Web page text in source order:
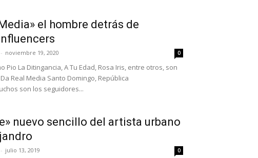
el hombre detrás de
- noviembre 19, 2020 0
Pio La Ditingancia, A Tu Edad, Rosa Iris, entre otros, son
Real Media Santo Domingo, República
son los seguidores...
nuevo sencillo del artista urbano
- julio 13, 2019 0